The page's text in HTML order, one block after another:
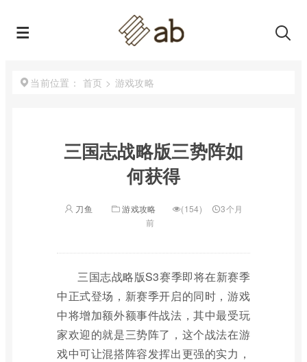
当前位置： 首页 > 游戏攻略
三国志战略版三势阵如
何获得
刀鱼 游戏攻略 (154)
3个月
前
三国志战略版S3赛季即将在新赛季
中正式登场，新赛季开启的同时，游戏
中将增加额外额事件战法，其中最受玩
家欢迎的就是三势阵了，这个战法在游
戏中可让混搭阵容发挥出更强的实力，